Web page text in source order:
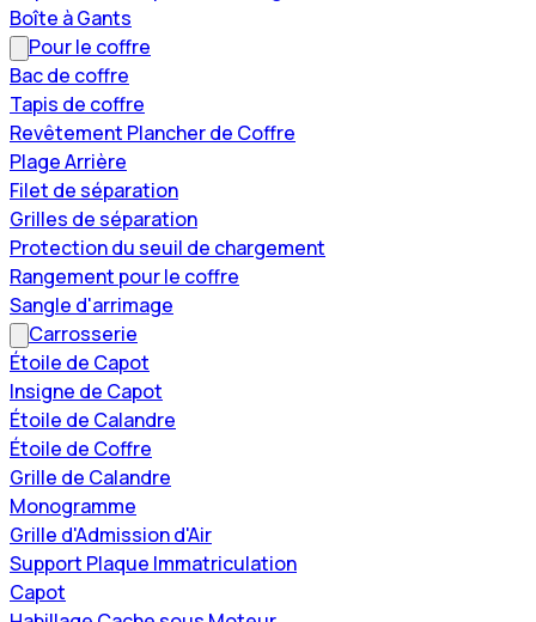
Boîte à Gants
Pour le coffre
Bac de coffre
Tapis de coffre
Revêtement Plancher de Coffre
Plage Arrière
Filet de séparation
Grilles de séparation
Protection du seuil de chargement
Rangement pour le coffre
Sangle d'arrimage
Carrosserie
Étoile de Capot
Insigne de Capot
Étoile de Calandre
Étoile de Coffre
Grille de Calandre
Monogramme
Grille d'Admission d'Air
Support Plaque Immatriculation
Capot